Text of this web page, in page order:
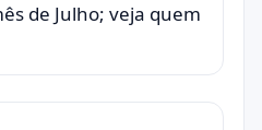
de Julho; veja quem